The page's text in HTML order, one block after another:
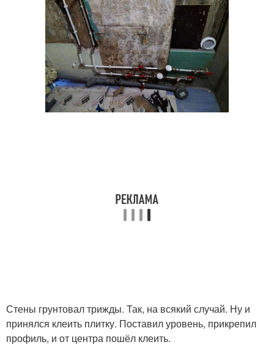
Стены грунтовал трижды. Так, на всякий случай. Ну и
принялся клеить плитку. Поставил уровень, прикрепил
профиль, и от центра пошёл клеить.